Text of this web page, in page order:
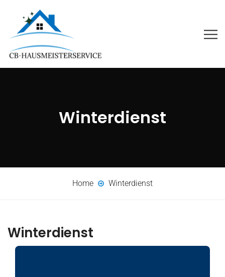
Winterdienst
Home Winterdienst
Winterdienst